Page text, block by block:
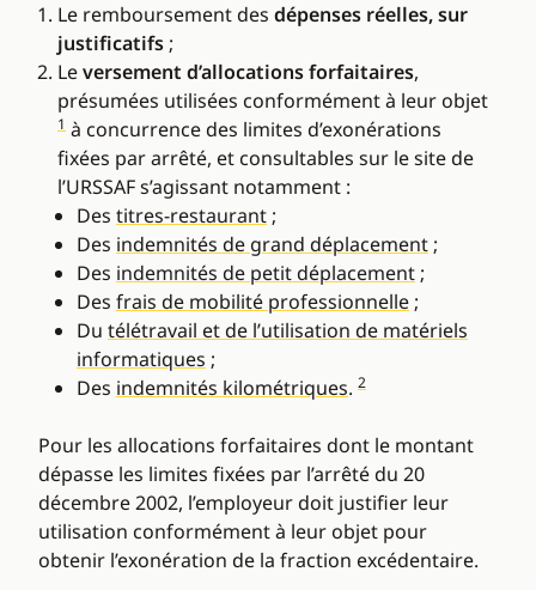
Le remboursement des dépenses réelles, sur
justificatifs ;
Leversement d’allocations forfaitaires,
présumées utilisées conformément à leur objet
1 à concurrence des limites d’exonérations
fixées par arrêté, et consultables sur le site de
l’URSSAF s’agissant notamment :
Des titres-restaurant ;
Des indemnités de grand déplacement ;
Des indemnités de petit déplacement ;
Des frais de mobilité professionnelle ;
Du télétravail et de l’utilisation de matériels
informatiques ;
Des indemnités kilométriques. 2
Pour les allocations forfaitaires dont le montant
dépasse les limites fixées par l’arrêté du 20
décembre 2002, l’employeur doit justifier leur
utilisation conformément à leur objet pour
obtenir l’exonération de la fraction excédentaire.